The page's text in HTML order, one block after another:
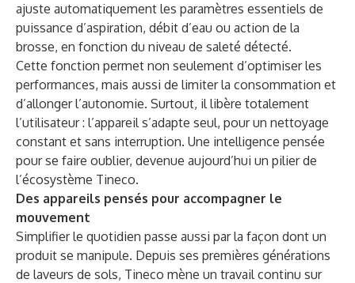
ajuste automatiquement les paramètres essentiels de
puissance d’aspiration, débit d’eau ou action de la
brosse, en fonction du niveau de saleté détecté.
Cette fonction permet non seulement d’optimiser les
performances, mais aussi de limiter la consommation et
d’allonger l’autonomie. Surtout, il libère totalement
l’utilisateur : l’appareil s’adapte seul, pour un nettoyage
constant et sans interruption. Une intelligence pensée
pour se faire oublier, devenue aujourd’hui un pilier de
l’écosystème Tineco.
Des appareils pensés pour accompagner le
mouvement
Simplifier le quotidien passe aussi par la façon dont un
produit se manipule. Depuis ses premières générations
de laveurs de sols, Tineco mène un travail continu sur